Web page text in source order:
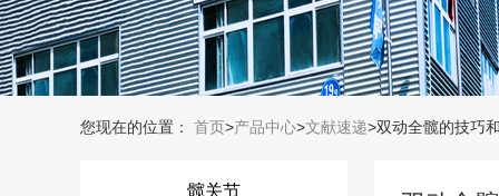
您现在的位置： 首页>产品中心>文献速递>双动全髋的技巧
髋关节